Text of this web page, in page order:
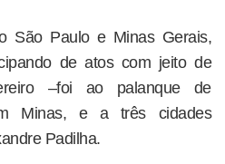
São Paulo e Minas Gerais,
de atos com jeito de
–foi ao palanque de
Minas, e a três cidades
Padilha.